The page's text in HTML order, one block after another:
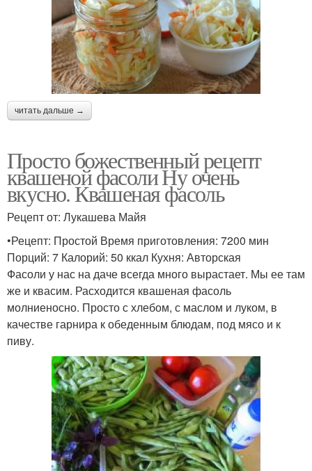
читать дальше →
Просто божественный рецепт
квашеной фасоли Ну очень
вкусно. Квашеная фасоль
Рецепт от: Лукашева Майя
•Рецепт: Простой Время приготовления: 7200 мин
Порций: 7 Калорий: 50 ккал Кухня: Авторская
Фасоли у нас на даче всегда много вырастает. Мы ее там
же и квасим. Расходится квашеная фасоль
молниеносно. Просто с хлебом, с маслом и луком, в
качестве гарнира к обеденным блюдам, под мясо и к
пиву.